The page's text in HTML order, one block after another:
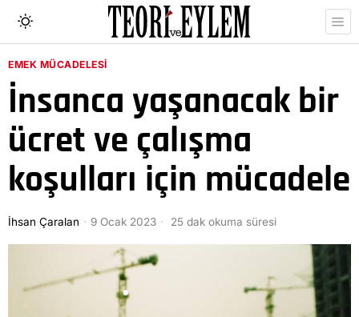
EMEK MÜCADELESI
İnsanca yaşanacak bir
ücret ve çalışma
koşulları için mücadele
İhsan Çaralan 9 Ocak 2023 25 dak okuma süresi